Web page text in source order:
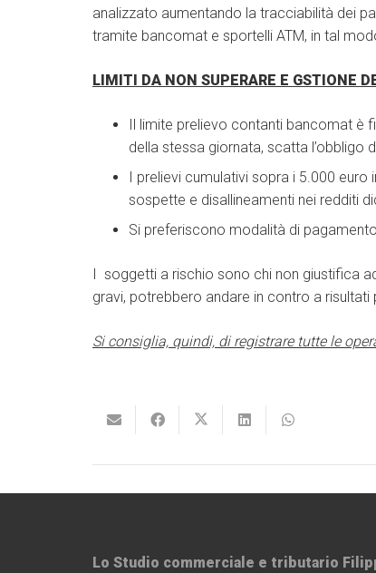
analizzato aumentando la tracciabilità dei
tramite bancomat e sportelli ATM, in tal
LIMITI DA NON SUPERARE E GSTIONE
Il limite prelievo contanti bancomat è
della stessa giornata, scatta l’obbligo
I prelievi cumulativi sopra i 5.000
sospette e disallineamenti nei redditi
Si preferiscono modalità di
I soggetti a rischio sono chi non giustifica
gravi, potrebbero andare in contro a risultati
Si consiglia, quindi, di registrare tutte le
Lo Studio commerciale e tributario